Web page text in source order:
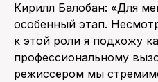
Кирилл Балобан: «Для
особенный этап.
к этой роли я подхожу
профессиональному
режиссёром мы